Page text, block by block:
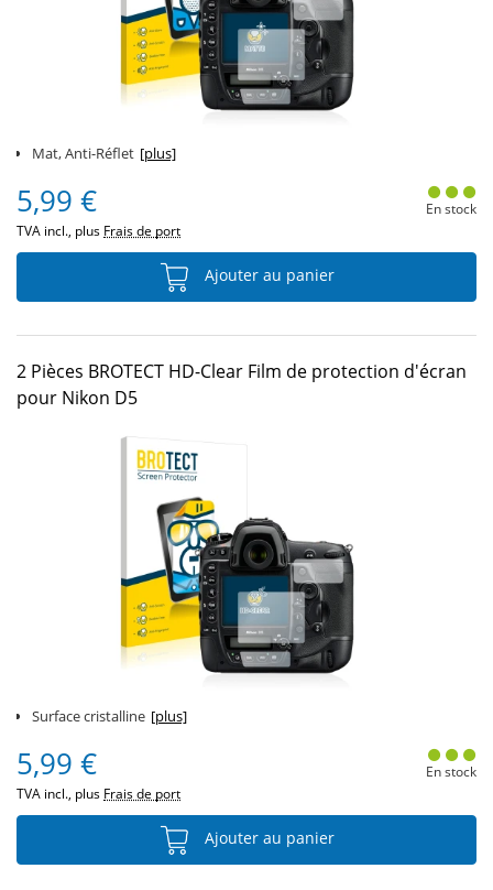
Mat, Anti-Réflet [plus]
5,99 €
TVA incl., plus Frais de port
En stock
Ajouter au panier
2 Pièces BROTECT HD-Clear Film de protection d'écran
pour Nikon D5
Surface cristalline [plus]
5,99 €
TVA incl., plus Frais de port
En stock
Ajouter au panier